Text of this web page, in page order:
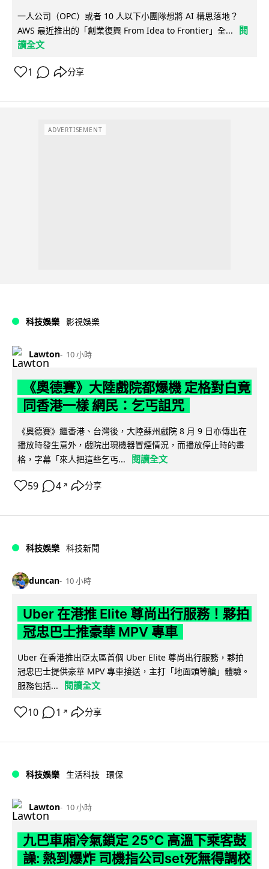
一人公司（OPC）或者 10 人以下小團隊想將 AI 構思落地？
AWS 最近推出的「創業復興 From Idea to Frontier」全...
閱
讀全文
1 分享
ADVERTISEMENT
科技娛樂 影視娛樂
Lawton 10 小時
《奧德賽》大陸戲院都爆機 定格對白竟
同香港一樣 網民：乞丐詛咒
《奧德賽》繼香港、台灣後，大陸蘇州戲院 8 月 9 日亦傳出在
播放時發生意外，戲院出現機器冒煙情況，而播放停止時的畫
格，字幕「來人把這些乞丐...
閱讀全文
59 4 ↗ 分享
科技娛樂 科技新聞
duncan 10 小時
Uber 在港推 Elite 尊尚出行服務！夥拍
冠忠巴士推豪華 MPV 專車
Uber 在香港推出亞太區首個 Uber Elite 尊尚出行服務，夥拍
冠忠巴士提供豪華 MPV 專車接送，主打「地面頭等艙」體驗。
服務包括...
閱讀全文
10 1 ↗ 分享
科技娛樂 生活科技 環保
Lawton 10 小時
九巴車廂冷氣鎖定 25°C 高溫下乘客鼓
譟: 熱到爆炸 司機指公司set死無得調校